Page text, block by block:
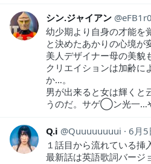
シン.ジャイアン
幼少期より自身の才能を
と決めたあかりの心境が
美人デザイナー母の美貌
クリエイションは加齢に
か…。
男が出来ると女は輝くと
うのだ。サゲ◯ン光一…
Q.i Quuuuuuuui
6月5
１話目から流れている挿
最新話は英語歌詞バージ